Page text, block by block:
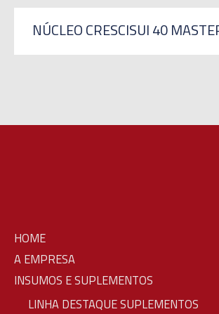
NÚCLEO CRESCISUI 40
HOME
A EMPRESA
INSUMOS E SUPLEMENTOS
LINHA DESTAQUE SUPLEMENTOS